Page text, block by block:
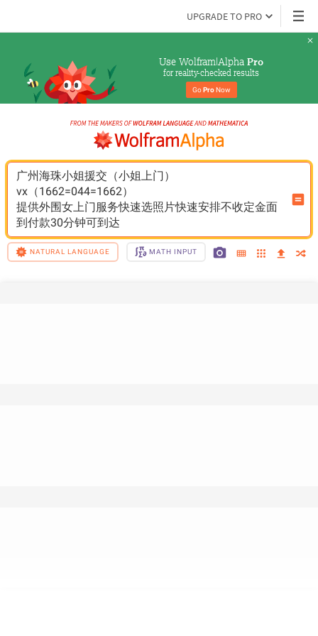
UPGRADE TO PRO
Use Wolfram|Alpha Pro
for reality-checked results
Go Pro Now
广州海珠小姐援交（小姐上门）
vx（1662=044=1662）
提供外围女上门服务快速选照片快速安排不收定金面
到付款30分钟可到达
NATURAL LANGUAGE MATH INPUT